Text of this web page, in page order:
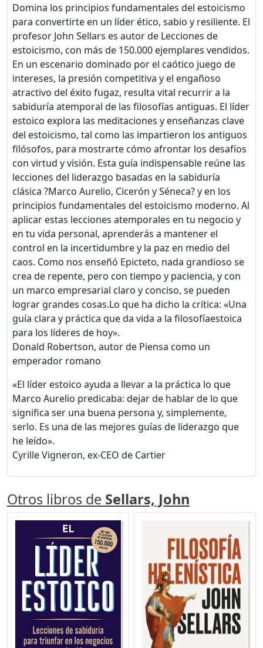
Domina los principios fundamentales del estoicismo
para convertirte en un líder ético, sabio y resiliente. El
profesor John Sellars es autor de Lecciones de
estoicismo, con más de 150.000 ejemplares vendidos.
En un escenario dominado por el caótico juego de
intereses, la presión competitiva y el engañoso
atractivo del éxito fugaz, resulta vital recurrir a la
sabiduría atemporal de las filosofías antiguas. El líder
estoico explora las meditaciones y enseñanzas clave
del estoicismo, tal como las impartieron los antiguos
filósofos, para mostrarte cómo afrontar los desafíos
con virtud y visión. Esta guía indispensable reúne las
lecciones del liderazgo basadas en la sabiduría
clásica ?Marco Aurelio, Cicerón y Séneca? y en los
principios fundamentales del estoicismo moderno. Al
aplicar estas lecciones atemporales en tu negocio y
en tu vida personal, aprenderás a mantener el
control en la incertidumbre y la paz en medio del
caos. Como nos enseñó Epicteto, nada grandioso se
crea de repente, pero con tiempo y paciencia, y con
un marco empresarial claro y conciso, se pueden
lograr grandes cosas.Lo que ha dicho la crítica: «Una
guía clara y práctica que da vida a la filosofíaestoica
para los líderes de hoy».
Donald Robertson, autor de Piensa como un
emperador romano
«El líder estoico ayuda a llevar a la práctica lo que
Marco Aurelio predicaba: dejar de hablar de lo que
significa ser una buena persona y, simplemente,
serlo. Es una de las mejores guías de liderazgo que
he leído».
Cyrille Vigneron, ex-CEO de Cartier
Otros libros de Sellars, John